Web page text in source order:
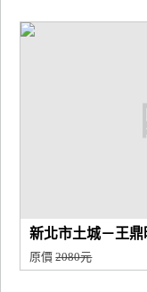
新北市土城－王
原價2080元